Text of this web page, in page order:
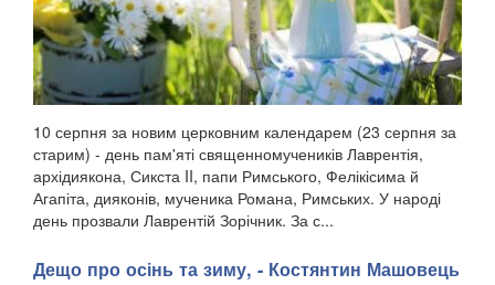
10 серпня за новим церковним календарем (23 серпня за
старим) - день пам'яті священномучеників Лаврентія,
архідиякона, Сикста II, папи Римського, Фелікісима й
Агапіта, дияконів, мученика Романа, Римських. У народі
день прозвали Лаврентій Зорічник. За с...
Дещо про осінь та зиму, - Костянтин Машовець